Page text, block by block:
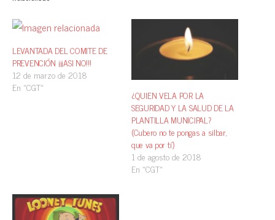
LEVANTADA DEL COMITE DE
PREVENCIÓN ¡¡¡ASI NO!!!
12 de marzo de 2018
En «CGT»
¿QUIEN VELA POR LA
SEGURIDAD Y LA SALUD DE LA
PLANTILLA MUNICIPAL?
(Cubero no te pongas a silbar,
que va por tí)
1 de agosto de 2018
En «CGT»